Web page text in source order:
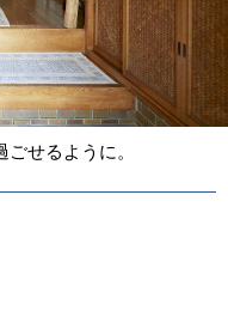
せるように。